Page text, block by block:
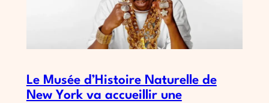
Le Musée d’Histoire Naturelle de
New York va accueillir une